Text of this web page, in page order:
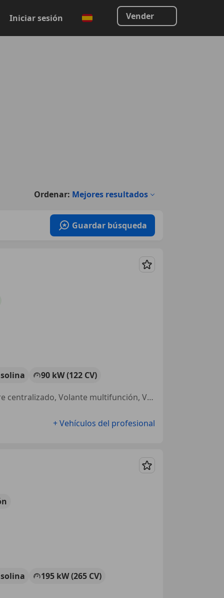
Iniciar sesión Vender
Ordenar: Mejores resultados
Guardar búsqueda
Guardar
90 kW (122 CV)
Llantas de aleación, Faros antiniebla, Garantia, Isofix, Bluetooth, Cierre centralizado, Volante multifunción, Ventanas tintadas
+ Vehículos del profesional
Guardar
195 kW (265 CV)